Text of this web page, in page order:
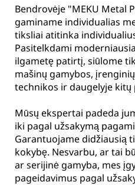
Bendrovėje "MEKU Metal
gaminame individualias
tiksliai atitinka
Pasitelkdami
ilgametę patirtį, siūlome
mašinų gamybos,
technikos ir daugelyje kitų
Mūsų ekspertai padeda
iki pagal užsakymą
Garantuojame didžiausią
kokybę. Nesvarbu, ar tai
ar serijinė gamyba, mes
pageidavimus pagal